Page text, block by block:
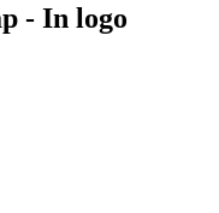
- In logo